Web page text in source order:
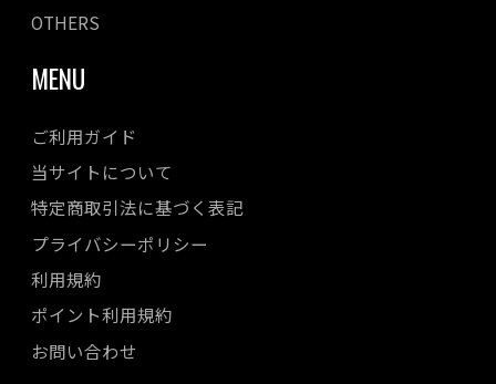
OTHERS
MENU
ご利用ガイド
当サイトについて
特定商取引法に基づく表記
プライバシーポリシー
利用規約
ポイント利用規約
お問い合わせ